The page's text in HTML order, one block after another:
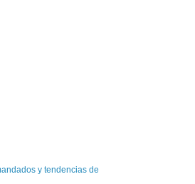
y tendencias de